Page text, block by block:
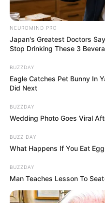
NEUROMIND PRO
Japan's Greatest Doctors
Stop Drinking These 3
BUZZDAY
Eagle Catches Pet Bunny In
Did Next
BUZZDAY
Wedding Photo Goes Viral
BUZZ DAY
What Happens If You Eat
BUZZDAY
Man Teaches Lesson To